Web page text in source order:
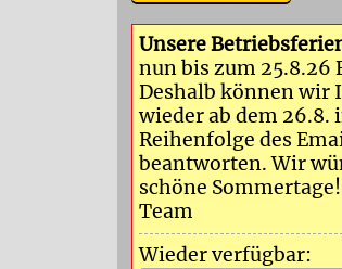
Unsere
nun bis zum 25.8.26
Deshalb können wir
wieder ab dem 26.8.
Reihenfolge des
beantworten. Wir
schöne
Team
Wieder verfügbar: